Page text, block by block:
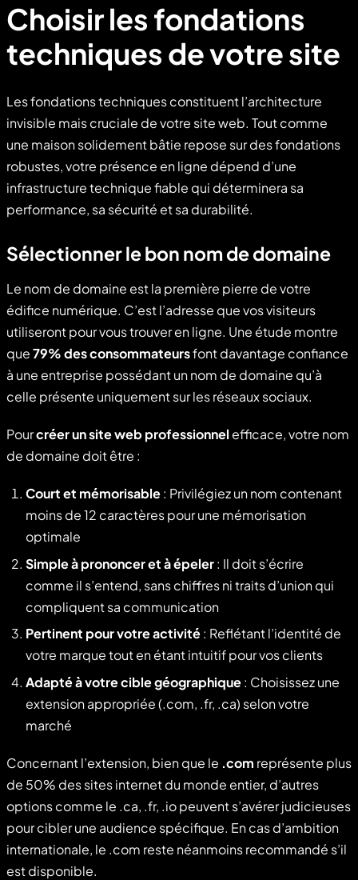
Choisir les fondations
techniques de votre site
Les fondations techniques constituent l’architecture
invisible mais cruciale de votre site web. Tout comme
une maison solidement bâtie repose sur des fondations
robustes, votre présence en ligne dépend d’une
infrastructure technique fiable qui déterminera sa
performance, sa sécurité et sa durabilité.
Sélectionner le bon nom de domaine
Le nom de domaine est la première pierre de votre
édifice numérique. C’est l’adresse que vos visiteurs
utiliseront pour vous trouver en ligne. Une étude montre
que79% des consommateursfont davantage confiance
à une entreprise possédant un nom de domaine qu’à
celle présente uniquement sur les réseaux sociaux.
Pourcréer un site web professionnelefficace, votre nom
de domaine doit être :
Court et mémorisable: Privilégiez un nom contenant
moins de 12 caractères pour une mémorisation
optimale
Simple à prononcer et à épeler: Il doit s’écrire
comme il s’entend, sans chiffres ni traits d’union qui
compliquent sa communication
Pertinent pour votre activité: Reflétant l’identité de
votre marque tout en étant intuitif pour vos clients
Adapté à votre cible géographique: Choisissez une
extension appropriée (.com, .fr, .ca) selon votre
marché
Concernant l’extension, bien que le .com représente plus
de 50% des sites internet du monde entier, d’autres
options comme le .ca, .fr, .io peuvent s’avérer judicieuses
pour cibler une audience spécifique. En cas d’ambition
internationale, le .com reste néanmoins recommandé s’il
est disponible.